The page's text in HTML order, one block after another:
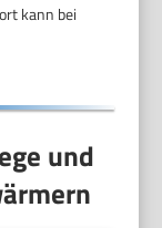
kann bei
und